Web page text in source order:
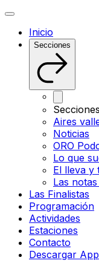
Inicio
Secciones
Secciones
Aires
Noticias
ORO
Lo que
El lleva y
Las
Las Finalistas
Programación
Actividades
Estaciones
Contacto
Descargar App